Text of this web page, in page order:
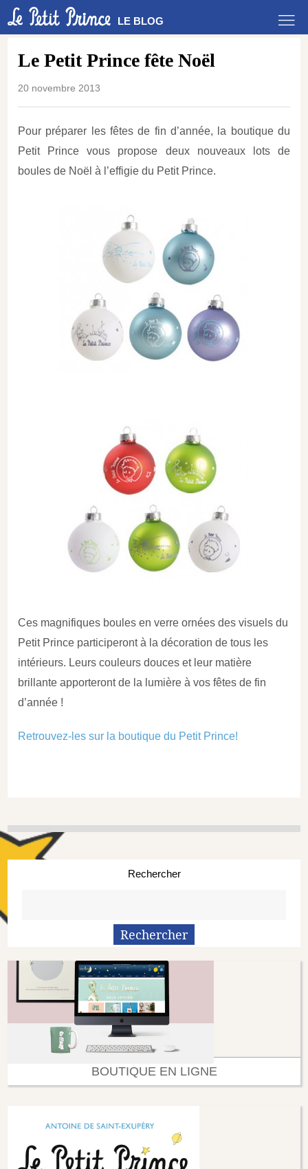
LE BLOG
Le Petit Prince fête Noël
20 novembre 2013
Pour préparer les fêtes de fin d’année, la boutique du
Petit Prince vous propose deux nouveaux lots de
boules de Noël à l’effigie du Petit Prince.
Ces magnifiques boules en verre ornées des visuels du
Petit Prince participeront à la décoration de tous les
intérieurs. Leurs couleurs douces et leur matière
brillante apporteront de la lumière à vos fêtes de fin
d’année !
Retrouvez-les sur la boutique du Petit Prince!
Rechercher
BOUTIQUE EN LIGNE